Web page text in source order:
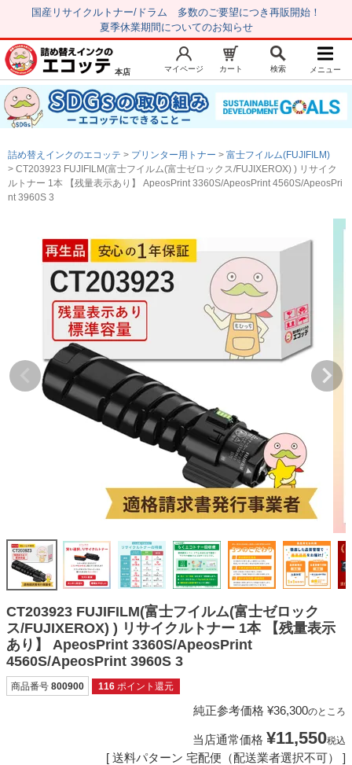
国産リサイクルトナー/ドラム 多数のご要望につき再販開始！
夏季休業期間についてのお知らせ
新規会員登録 マイページ
トップページ お気に入り
注文履歴 レビュー履歴
はじめての方へ
初心者用セット
キャノンインク
エプソンインク
ブラザーインク
詰め替えインク
互換インクボトル
互換インクカートリッジ
再生インクカートリッジ
ご利用ガイド
よくある質問
お問い合わせ
会員専用商品
説明書ダウンロード
本店 マイページ カート 検索 メニュー
詰め替えインクのエコッテ プリンター用トナー
富士フイルム(FUJIFILM)
CT203923 FUJIFILM(富士フイルム(富士ゼロックス/FUJIXEROX) ) リサイク
ルトナー 1本 【残量表示あり】 ApeosPrint 3360S/ApeosPrint 4560S/ApeosPri
nt 3960S 3
CT203923 FUJIFILM(富士フイルム(富士ゼロック
ス/FUJIXEROX) ) リサイクルトナー 1本 【残量表示
あり】 ApeosPrint 3360S/ApeosPrint
4560S/ApeosPrint 3960S 3
商品番号 800900 116 ポイント還元
純正参考価格 ¥36,300のところ
当店通常価格 ¥11,550税込
送料パターン 宅配便（配送業者選択不可）